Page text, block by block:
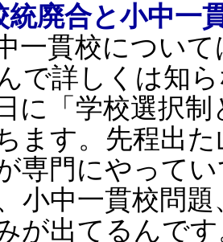
統廃合と小中一
一貫校について
で詳しくは知
に「学校選択
ます。先程出
専門にやって
小中一貫校問
が出てるんで